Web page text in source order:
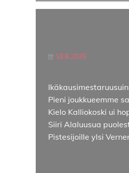
16.6.2026
Pieni joukkueemme
Kielo Kalliokoski ui
Siiri Alaluusua
Pistesijoille ylsi